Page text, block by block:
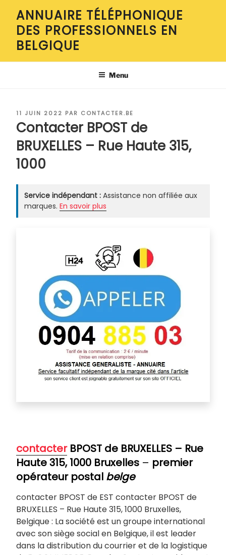
contenu
principal
ANNUAIRE TÉLÉPHONIQUE
DES PROFESSIONNELS EN
BELGIQUE
Menu
PUBLIÉ
LE
11 JUIN 2022 PAR CONTACTER.BE
Contacter BPOST de
BRUXELLES – Rue Haute 315,
1000
Service indépendant : Assistance non affiliée aux
marques. En savoir plus
contacterBPOST de BRUXELLES – Rue
Haute 315, 1000 Bruxelles – premier
opérateur postal belge
contacter BPOST de EST contacter BPOST de
BRUXELLES – Rue Haute 315, 1000 Bruxelles,
Belgique : La société est un groupe international
avec son siège social en Belgique, il est leader
dans la distribution du courrier et de la logistique